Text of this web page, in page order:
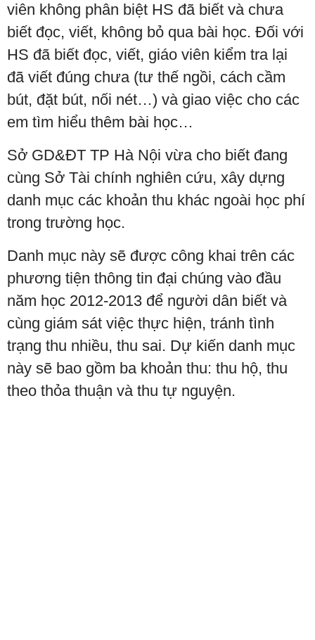
viên không phân biệt HS đã biết và chưa
biết đọc, viết, không bỏ qua bài học. Đối với
HS đã biết đọc, viết, giáo viên kiểm tra lại
đã viết đúng chưa (tư thế ngồi, cách cầm
bút, đặt bút, nối nét…) và giao việc cho các
em tìm hiểu thêm bài học…
Sở GD&ĐT TP Hà Nội vừa cho biết đang
cùng Sở Tài chính nghiên cứu, xây dựng
danh mục các khoản thu khác ngoài học phí
trong trường học.
Danh mục này sẽ được công khai trên các
phương tiện thông tin đại chúng vào đầu
năm học 2012-2013 để người dân biết và
cùng giám sát việc thực hiện, tránh tình
trạng thu nhiều, thu sai. Dự kiến danh mục
này sẽ bao gồm ba khoản thu: thu hộ, thu
theo thỏa thuận và thu tự nguyện.